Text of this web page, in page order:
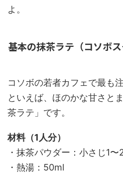
よ。
基本の抹茶ラテ（コソボス
コソボの若者カフェで最も
といえば、ほのかな甘さと
茶ラテ」です。
材料（1人分）
・抹茶パウダー：小さじ1〜
・熱湯：50ml